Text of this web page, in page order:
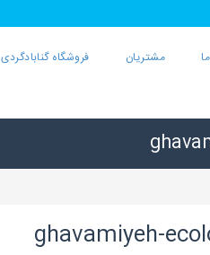
مشتریان فروشگاه گنابادگردی
ghavamiyeh-